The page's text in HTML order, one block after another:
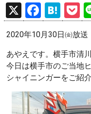
X
F
a
ce
b
o
o
k
H
at
e
n
a
P
o
ck
2020年10月30日㈮放送
あやえです。横手市清
今日は横手市のご当地
シャイニンガーをご紹